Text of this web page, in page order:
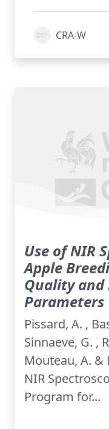
CRA-W
Use of NIR
Apple
Quality
Parameters
Pissard, A. ,
Sinnaeve, G. ,
Mouteau, A. &
NIR
Program for...